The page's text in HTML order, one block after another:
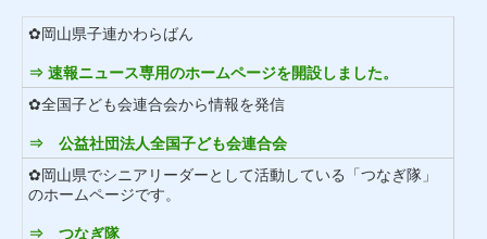
✿岡山県子連かわらばん
⇒ 速報ニュース専用のホームページを開設しました。
✿全国子ども会連合会から情報を発信
⇒ 公益社団法人全国子ども会連合会
✿岡山県でシニアリーダーとして活動している「つなぎ隊」
のホームページです。
⇒ つなぎ隊